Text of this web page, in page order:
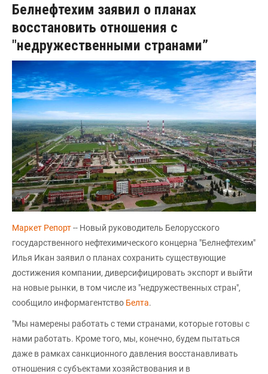
Белнефтехим заявил о планах
восстановить отношения с
"недружественными странами”
Маркет Репорт-- Новый руководитель Белорусского
государственного нефтехимического концерна "Белнефтехим"
Илья Икан заявил о планах сохранить существующие
достижения компании, диверсифицировать экспорт и выйти
на новые рынки, в том числе из "недружественных стран",
сообщило информагентство Белта.
"Мы намерены работать с теми странами, которые готовы с
нами работать. Кроме того, мы, конечно, будем пытаться
даже в рамках санкционного давления восстанавливать
отношения с субъектами хозяйствования и в